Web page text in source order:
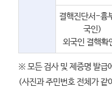
결핵진단서-흉
국인)
외국인 결핵확
※ 모든 검사 및 제증명 발급
(사진과 주민번호 전체가 같